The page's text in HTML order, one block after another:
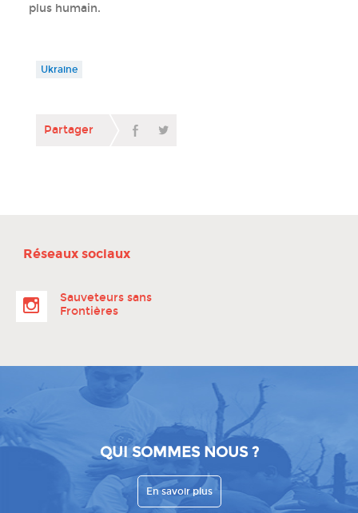
plus humain.
Ukraine
Partager
Réseaux sociaux
Sauveteurs sans
Frontières
QUI SOMMES NOUS ?
En savoir plus